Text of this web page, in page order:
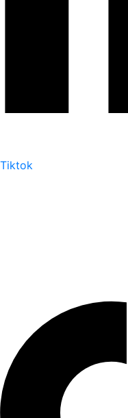
Tiktok